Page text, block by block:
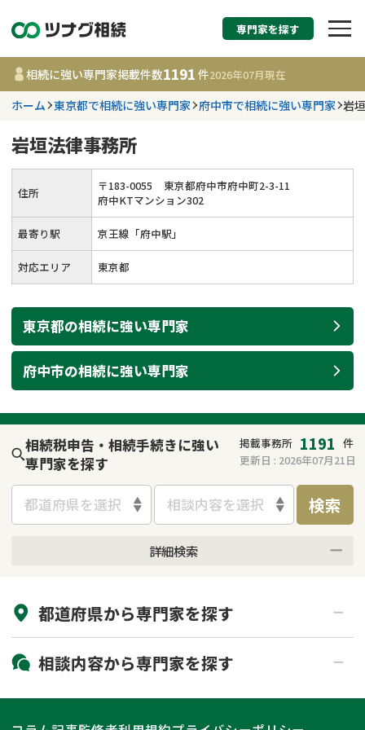
相続税申告・相続手
す
事務所 1191
更新日 :
相談内容で探す
遺言書作成・遺言執行
相続登記
遺留分侵害額請求
相続手続き
家族信託
贈与税
相続人調査
産)
費用相場
コラム
相続手続き
遺言
遺産分割
不動産の相続
相続登記
専門家を探す
相続に強い専門家掲載件数1191 件2026年07月現在
ホーム 東京都で相続に強い専門家 府中市で相続に強い専門家 岩
岩垣法律事務所
住所 〒183-0055
東京都府中市府中町2-3-11
府中KTマンション302
最寄り駅 京王線「府中駅」
対応エリア 東京都
東京都の相続に強い専門家
府中市の相続に強い専門家
相続税申告・相続手続きに強い
専門家を探す
掲載事務所 1191 件
更新日 : 2026年07月21日
都道府県を選択 相談内容を選択 検索
詳細検索
初回相談無料
土日祝の相談可能
都道府県から専門家を探す
北海道・東北
北海道 青森県
関東
相談内容から専門家を探す